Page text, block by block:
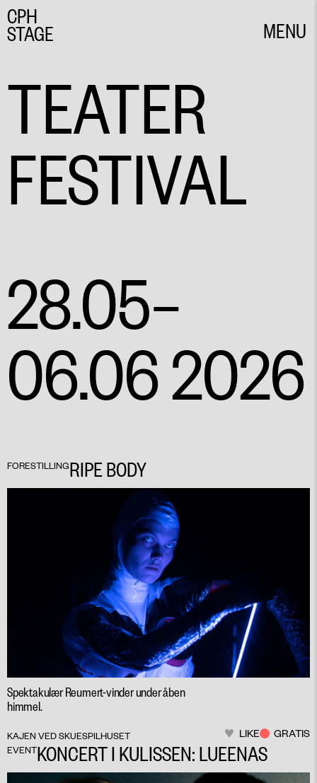
CPH
STAGE
MENU
TEATER
FESTIVAL
28.05–
06.06 2026
FORESTILLINGRIPE BODY
Spektakulær Reumert-vinder under åben
himmel.
KAJEN VED SKUESPILHUSET LIKE GRATIS
EVENTKONCERT I KULISSEN: LUEENAS